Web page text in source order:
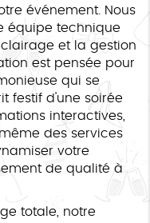
événement. Nous
équipe technique
et la gestion
est pensée pour
qui se
festif d'une soirée
interactives,
des services
votre
de qualité à
totale, notre